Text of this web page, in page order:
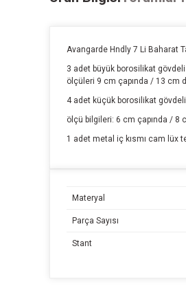
Avangarde Hndly 7 Li Baharat
3 adet büyük borosilikat gövdeli
ölçüleri 9 cm çapında / 13 cm
4 adet küçük borosilikat gövdeli
ölçü bilgileri: 6 cm çapında / 8
1 adet metal iç kısmı cam lüx
Materyal
Parça Sayısı
Stant